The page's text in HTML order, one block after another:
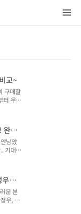
교~
구매할
터 우선
논
있습니
술로
이 괜
도 빠
림 보
완전
남았
기대
들의
보쟈
[번들
기술을
열어 성
가 무
우가
!운 분
우, 그
배